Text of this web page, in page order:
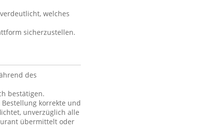
welches
sicherzustellen.
des
bestätigen.
korrekte und
unverzüglich alle
übermittelt oder